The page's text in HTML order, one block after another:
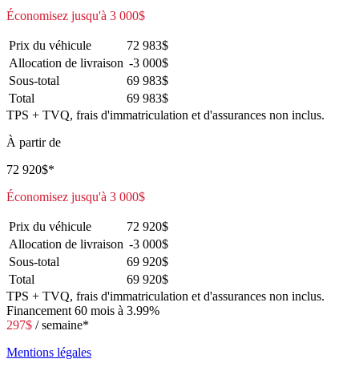
Économisez jusqu'à 3 000$
Prix du véhicule 72 983$
Allocation de livraison -3 000$
Sous-total
69 983$
Total
69 983$
TPS + TVQ, frais d'immatriculation et d'assurances non inclus.
À partir de
72 920$*
Économisez jusqu'à 3 000$
Prix du véhicule 72 920$
Allocation de livraison -3 000$
Sous-total
69 920$
Total
69 920$
TPS + TVQ, frais d'immatriculation et d'assurances non inclus.
Financement 60 mois à 3.99%
297$ / semaine*
Mentions légales